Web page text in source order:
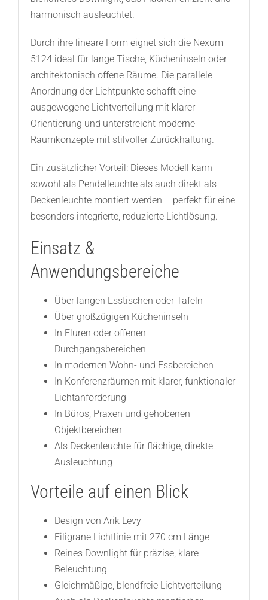
harmonisch ausleuchtet.
Durch ihre lineare Form eignet sich die Nexum
5124 ideal für lange Tische, Kücheninseln oder
architektonisch offene Räume. Die parallele
Anordnung der Lichtpunkte schafft eine
ausgewogene Lichtverteilung mit klarer
Orientierung und unterstreicht moderne
Raumkonzepte mit stilvoller Zurückhaltung.
Ein zusätzlicher Vorteil: Dieses Modell kann
sowohl als Pendelleuchte als auch direkt als
Deckenleuchte montiert werden – perfekt für eine
besonders integrierte, reduzierte Lichtlösung.
Einsatz &
Anwendungsbereiche
Über langen Esstischen oder Tafeln
Über großzügigen Kücheninseln
In Fluren oder offenen
Durchgangsbereichen
In modernen Wohn- und Essbereichen
In Konferenzräumen mit klarer, funktionaler
Lichtanforderung
In Büros, Praxen und gehobenen
Objektbereichen
Als Deckenleuchte für flächige, direkte
Ausleuchtung
Vorteile auf einen Blick
Design von Arik Levy
Filigrane Lichtlinie mit 270 cm Länge
Reines Downlight für präzise, klare
Beleuchtung
Gleichmäßige, blendfreie Lichtverteilung